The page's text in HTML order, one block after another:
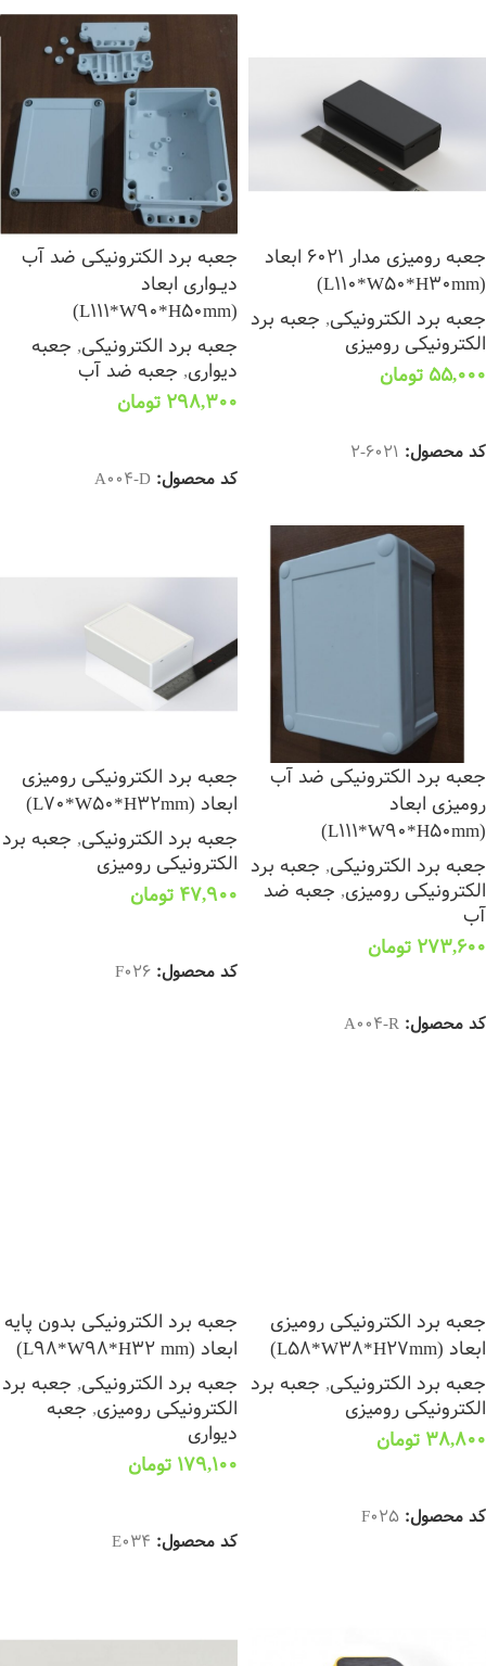
جعبه رومیزی مدار 6021 ابعاد
(L110*W50*H30mm)
جعبه برد الکترونیکی, جعبه برد
الکترونیکی رومیزی
55,000 تومان
کد محصول: 6021-2
جعبه برد الکترونیکی ضد آب
دیــواری ابعاد
(L111*W90*H50mm)
جعبه برد الکترونیکی, جعبه
دیواری, جعبه ضد آب
298,300 تومان
کد محصول: A004-D
جعبه برد الکترونیکی ضد آب
رومیزی ابعاد
(L111*W90*H50mm)
جعبه برد الکترونیکی, جعبه برد
الکترونیکی رومیزی, جعبه ضد
آب
273,600 تومان
کد محصول: A004-R
جعبه برد الکترونیکی رومیزی
ابعاد (L70*W50*H32mm)
جعبه برد الکترونیکی, جعبه برد
الکترونیکی رومیزی
47,900 تومان
کد محصول: F026
جعبه برد الکترونیکی رومیزی
ابعاد (L58*W38*H27mm)
جعبه برد الکترونیکی, جعبه برد
الکترونیکی رومیزی
38,800 تومان
کد محصول: F025
جعبه برد الکترونیکی بدون پایه
ابعاد (L98*W98*H32 mm)
جعبه برد الکترونیکی, جعبه برد
الکترونیکی رومیزی, جعبه
دیواری
179,100 تومان
کد محصول: E034